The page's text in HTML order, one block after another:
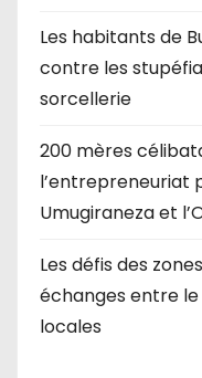
Les habitants de
contre les
sorcellerie
200 mères
l’entrepreneuriat
Umugiraneza et
Les défis des
échanges entre
locales